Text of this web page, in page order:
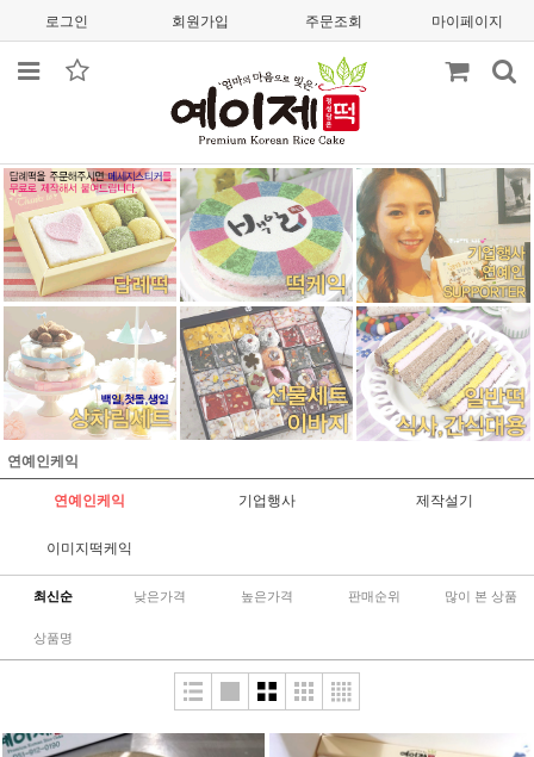
로그인 회원가입 주문조회 마이페이지
연예인케익
연예인케익 기업행사 제작설기
이미지떡케익
최신순 낮은가격 높은가격 판매순위 많이 본 상품
상품명